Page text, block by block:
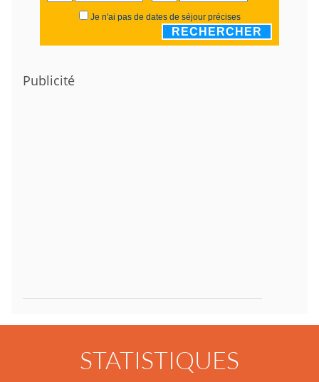
Je n'ai pas de dates de séjour précises
RECHERCHER
Publicité
STATISTIQUES